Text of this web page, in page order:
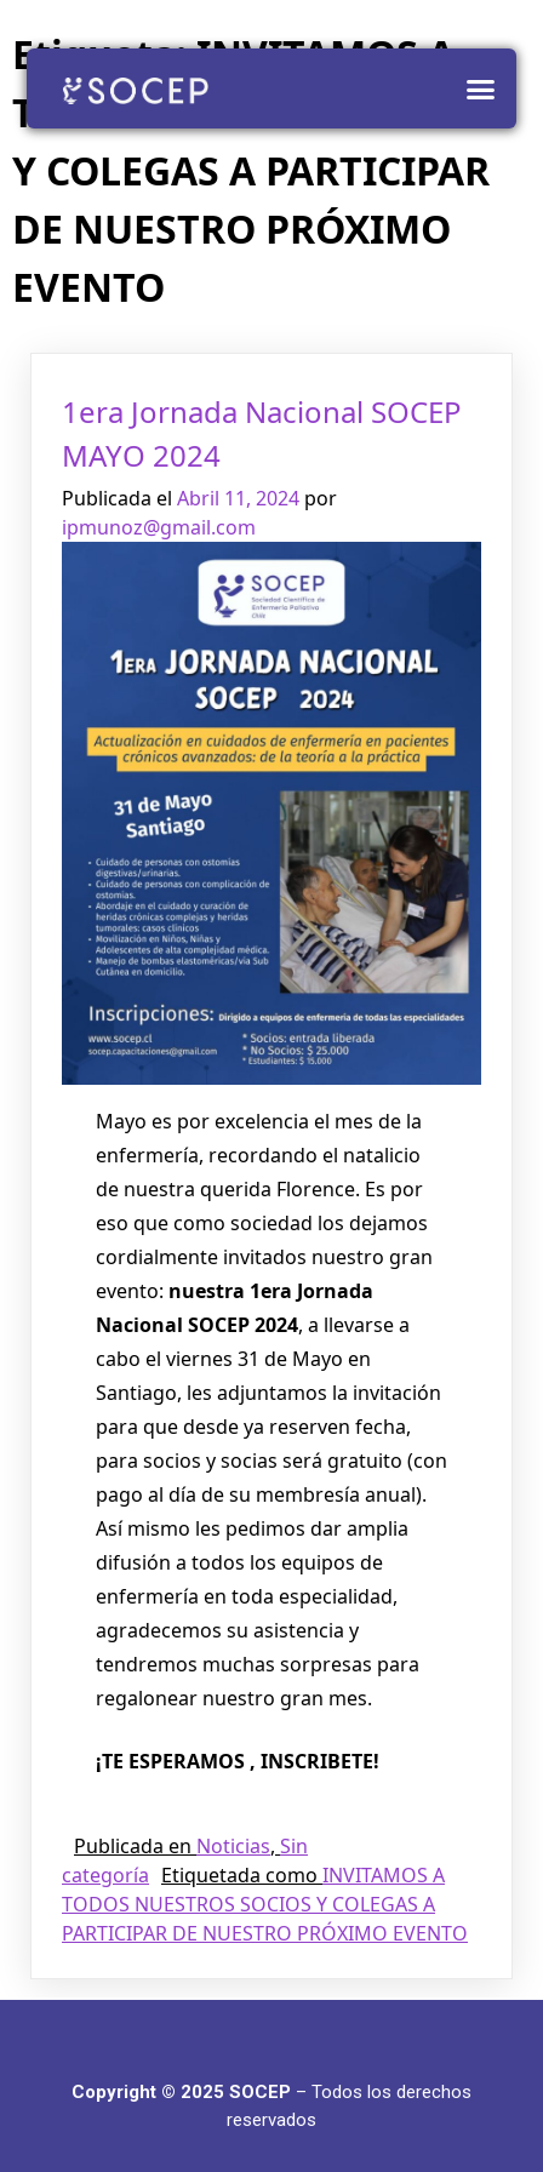
Etiqueta:INVITAMOS A
TODOS NUESTROS SOCIOS
Y COLEGAS A PARTICIPAR
DE NUESTRO PRÓXIMO
EVENTO
1era Jornada Nacional SOCEP
MAYO 2024
Publicada el Abril 11, 2024 por
ipmunoz@gmail.com
Mayo es por excelencia el mes de la
enfermería, recordando el natalicio
de nuestra querida Florence. Es por
eso que como sociedad los dejamos
cordialmente invitados nuestro gran
evento: nuestra 1era Jornada
Nacional SOCEP 2024, a llevarse a
cabo el viernes 31 de Mayo en
Santiago, les adjuntamos la invitación
para que desde ya reserven fecha,
para socios y socias será gratuito (con
pago al día de su membresía anual).
Así mismo les pedimos dar amplia
difusión a todos los equipos de
enfermería en toda especialidad,
agradecemos su asistencia y
tendremos muchas sorpresas para
regalonear nuestro gran mes.
¡TE ESPERAMOS , INSCRIBETE!
Publicada en Noticias, Sin
categoría Etiquetada como INVITAMOS A
TODOS NUESTROS SOCIOS Y COLEGAS A
PARTICIPAR DE NUESTRO PRÓXIMO EVENTO
Copyright © 2025 SOCEP – Todos los derechos
reservados